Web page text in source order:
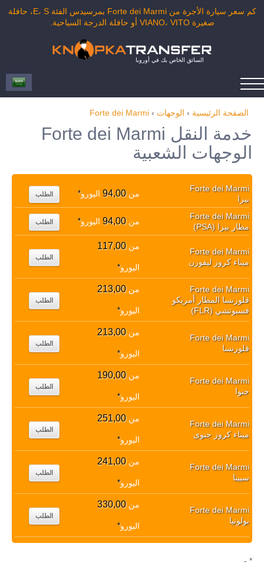
كم سعر سيارة الأجرة من Forte dei Marmi بمرسيدس الفئة E، S، حافلة
صغيرة VIANO، VITO أو حافلة الدرجة السياحية.
السائق الخاص بك في أوروبا
الصفحة الرئيسية › الوجهات ›
Forte dei Marmi
خدمة النقل Forte dei Marmi
الوجهات الشعبية
Forte dei Marmi
بيزا
من94,00 اليورو* الطلب
Forte dei Marmi
مطار بيزا (PSA)
من94,00 اليورو* الطلب
Forte dei Marmi
ميناء كروز ليفورن
من117,00
اليورو*
الطلب
Forte dei Marmi
فلورنسا المطار أمريكو
فسبوتشي (FLR)
من213,00
اليورو*
الطلب
Forte dei Marmi
فلورنسا
من213,00
اليورو*
الطلب
Forte dei Marmi
جنوا
من190,00
اليورو*
الطلب
Forte dei Marmi
ميناء كروز جنوى
من251,00
اليورو*
الطلب
Forte dei Marmi
سيينا
من241,00
اليورو*
الطلب
Forte dei Marmi
بولونيا
من330,00
اليورو*
الطلب
* -